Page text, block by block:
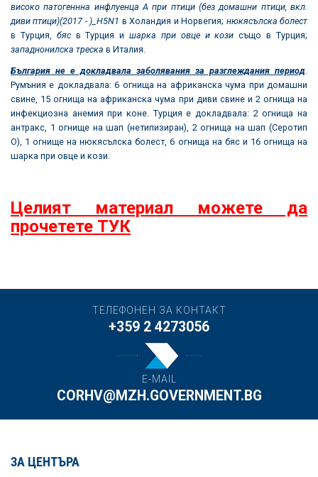
високо патогеннна инфлуенца А при птици (без домашни птици, вкл.
диви птици)(2017 - )_Н5N1 в Холандия и Норвегия; нюкясълска болест
в Турция, бясв Турция ишарка при овце и кози също в Турция;
западнонилска треска в Италия.
България не е докладвала заболявания за разглеждания период
Румъния е докладвала: 6 огнища на африканска чума при домашни
свине, 15 огнища на африканска чума при диви свине и 2 огнища на
инфекциозна анемия при коне. Турция е докладвала: 2 огнища на
антракс, 1 огнище на шап (нетипизиран), 2 огнища на шап (Серотип
О), 1 огнище на нюкясълска болест, 6 огнища на бяс и 16 огнища на
шарка при овце и кози.
Целият материал можете да
прочетете ТУК
ТЕЛЕФОНЕН ЗА КОНТАКТ
+359 2 4273056
E-MAIL
CORHV@MZH.GOVERNMENT.BG
ЗА ЦЕНТЪРА